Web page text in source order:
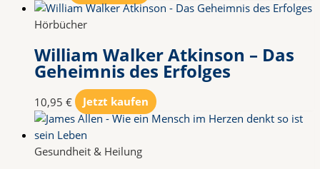
Hörbücher
William Walker Atkinson – Das
Geheimnis des Erfolges
10,95 € Jetzt kaufen
Gesundheit & Heilung